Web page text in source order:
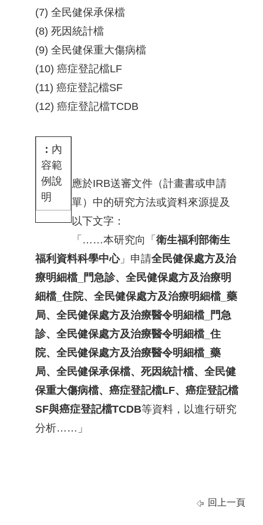
(7) 全民健保承保檔
(8) 死因統計檔
(9) 全民健保重大傷病檔
(10) 癌症登記檔LF
(11) 癌症登記檔SF
(12) 癌症登記檔TCDB
內
容範
例說
明
應於IRB送審文件（計畫書或申請
單）中的研究方法或資料來源提及
以下文字：
「……本研究向「 衛生福利部衛生
福利資料科學中心」申請全民健保處方及治
療明細檔_門急診、全民健保處方及治療明
細檔_住院、全民健保處方及治療明細檔_藥
局、全民健保處方及治療醫令明細檔_門急
診、全民健保處方及治療醫令明細檔_住
院、全民健保處方及治療醫令明細檔_藥
局、全民健保承保檔、死因統計檔、全民健
保重大傷病檔、癌症登記檔LF、癌症登記檔
SF與癌症登記檔TCDB等資料，以進行研究
分析……」
回上一頁